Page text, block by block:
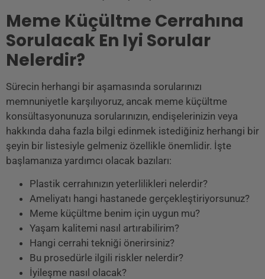
Meme Küçültme Cerrahına
Sorulacak En Iyi Sorular
Nelerdir?
Sürecin herhangi bir aşamasında sorularınızı
memnuniyetle karşılıyoruz, ancak meme küçültme
konsültasyonunuza sorularınızın, endişelerinizin veya
hakkında daha fazla bilgi edinmek istediğiniz herhangi bir
şeyin bir listesiyle gelmeniz özellikle önemlidir. İşte
başlamanıza yardımcı olacak bazıları:
Plastik cerrahınızın yeterlilikleri nelerdir?
Ameliyatı hangi hastanede gerçekleştiriyorsunuz?
Meme küçültme benim için uygun mu?
Yaşam kalitemi nasıl artırabilirim?
Hangi cerrahi tekniği önerirsiniz?
Bu prosedürle ilgili riskler nelerdir?
İyileşme nasıl olacak?